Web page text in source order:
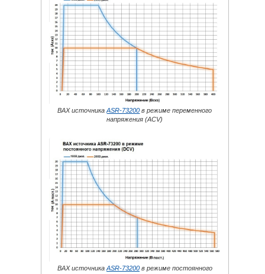
ВАХ источникаASR-73200 в режиме переменного
напряжения (ACV)
ВАХ источника ASR-73200в режиме постоянного